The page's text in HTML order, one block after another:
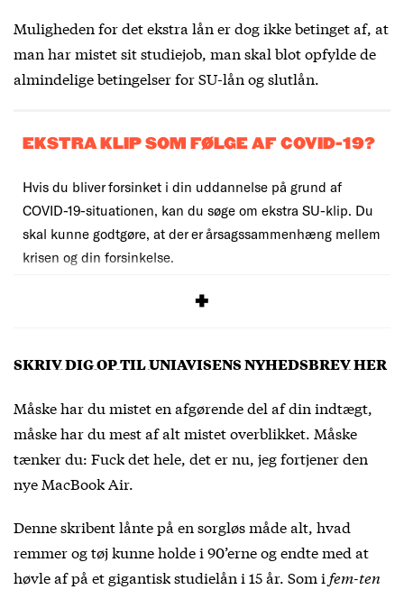
Muligheden for det ekstra lån er dog ikke betinget af, at
man har mistet sit studiejob, man skal blot opfylde de
almindelige betingelser for SU-lån og slutlån.
EKSTRA KLIP SOM FØLGE AF COVID-19?
Hvis du bliver forsinket i din uddannelse på grund af
COVID-19-situationen, kan du søge om ekstra SU-klip. Du
skal kunne godtgøre, at der er årsagssammenhæng mellem
krisen og din forsinkelse.
SKRIV DIG OP TIL UNIAVISENS NYHEDSBREV HER
Måske har du mistet en afgørende del af din indtægt,
måske har du mest af alt mistet overblikket. Måske
tænker du: Fuck det hele, det er nu, jeg fortjener den
nye MacBook Air.
Denne skribent lånte på en sorgløs måde alt, hvad
remmer og tøj kunne holde i 90’erne og endte med at
høvle af på et gigantisk studielån i 15 år. Som i fem-ten